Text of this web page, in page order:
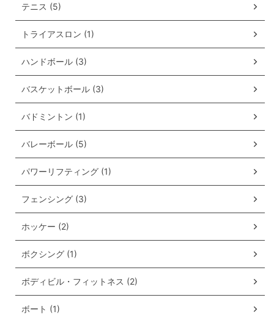
テニス (5)
トライアスロン (1)
ハンドボール (3)
バスケットボール (3)
バドミントン (1)
バレーボール (5)
パワーリフティング (1)
フェンシング (3)
ホッケー (2)
ボクシング (1)
ボディビル・フィットネス (2)
ボート (1)